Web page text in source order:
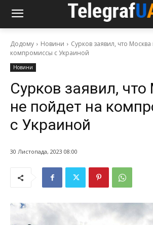
Додому Новини
Сурков заявил, что
компромиссы с Украиной
Новини
Сурков заявил,
не пойдет на
с Украиной
30 Листопада, 2023 08:00